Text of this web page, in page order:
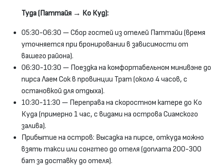
Туда (Паттайя → Ко Куд):
05:30-06:30 — Сбор гостей из отелей Паттайи (время
уточняется при бронировании в зависимости от
вашего района).
06:30-10:30 — Поездка на комфортабельном минивэне до
пирса Лаем Сок в провинции Трат (около 4 часов, с
остановкой для отдыха).
10:30-11:30 — Переправа на скоростном катере до Ко
Куда (примерно 1 час, с видами на острова Сиамского
залива).
Прибытие на остров: Высадка на пирсе, откуда можно
взять такси или сонгтео до отеля (доплата 200-300
бат за доставку до отеля).